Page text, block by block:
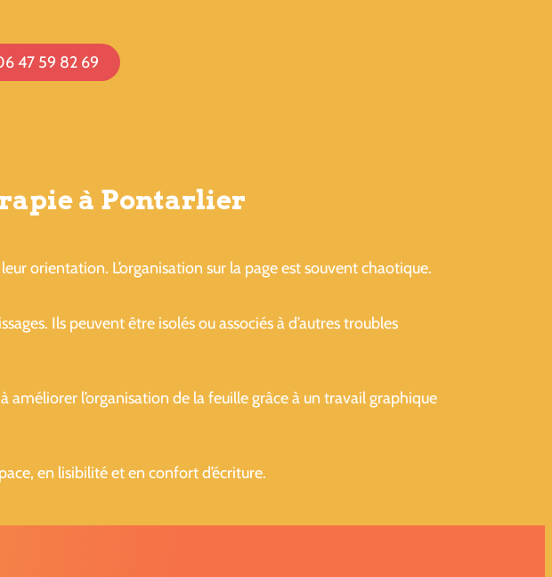
47 59 82 69
à Pontarlier
orientation. L’organisation sur la page est souvent chaotique.
Ils peuvent être isolés ou associés à d’autres troubles
améliorer l’organisation de la feuille grâce à un travail graphique
en lisibilité et en confort d’écriture.